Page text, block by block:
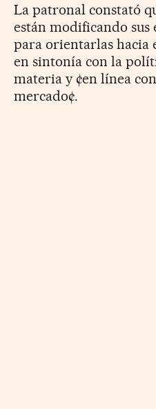
La patronal constató
están modificando sus
para orientarlas hacia
en sintonía con la
materia y ¢en línea
mercado¢.